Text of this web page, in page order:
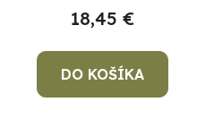
18,45 €
DO KOŠÍKA